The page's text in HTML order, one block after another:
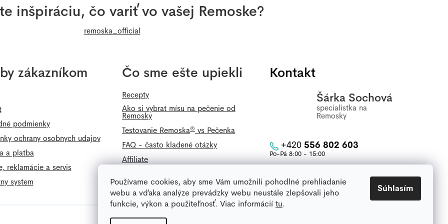
Používame cookies, aby sme Vám umožnili pohodlné prehliadanie
webu a vďaka analýze prevádzky webu neustále zlepšovali jeho
funkcie, výkon a použiteľnosť. Viac informácií tu.
Súhlasím
inšpiráciu, čo variť vo vašej Remoske?
remoska_official
zákazníkom
podmienky
ochrany osobnych udajov
a platba
reklamácie a servis
system
Čo sme ešte upiekli
Recepty
Ako si vybrat mísu na pečenie od
Remosky
Testovanie Remoska® vs Pečenka
FAQ - často kladené otázky
Affiliate
Kontakt
Šárka Sochová
+420556 802 603